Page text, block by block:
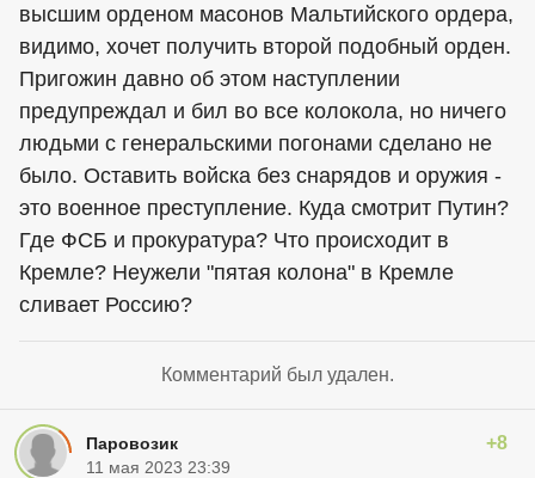
высшим орденом масонов Мальтийского ордера,
видимо, хочет получить второй подобный орден.
Пригожин давно об этом наступлении
предупреждал и бил во все колокола, но ничего
людьми с генеральскими погонами сделано не
было. Оставить войска без снарядов и оружия -
это военное преступление. Куда смотрит Путин?
Где ФСБ и прокуратура? Что происходит в
Кремле? Неужели "пятая колона" в Кремле
сливает Россию?
Комментарий был удален.
Паровозик +8
11 мая 2023 23:39